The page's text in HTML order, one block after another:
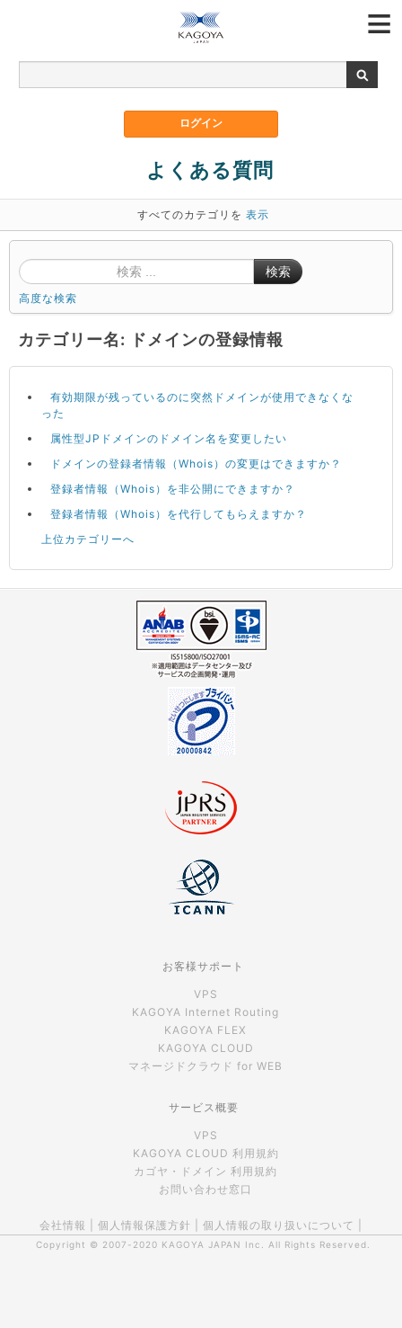
よくある質問
すべてのカテゴリを 表示
検索
高度な検索
カテゴリー名: ドメインの登録情報
有効期限が残っているのに突然ドメインが使用できなくな
った
属性型JPドメインのドメイン名を変更したい
ドメインの登録者情報（Whois）の変更はできますか？
登録者情報（Whois）を非公開にできますか？
登録者情報（Whois）を代行してもらえますか？
上位カテゴリーへ
お客様サポート
VPS
KAGOYA Internet Routing
KAGOYA FLEX
KAGOYA CLOUD
マネージドクラウド for WEB
サービス概要
VPS
KAGOYA CLOUD 利用規約
カゴヤ・ドメイン 利用規約
お問い合わせ窓口
会社情報 個人情報保護方針 個人情報の取り扱いについて
Copyright © 2007-2020 KAGOYA JAPAN Inc. All Rights Reserved.